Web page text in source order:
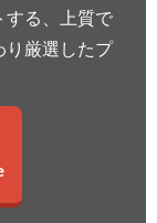
する、上質で
り厳選したプ